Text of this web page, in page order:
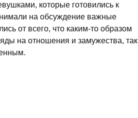
которые готовились к
на обсуждение важные
от всего, что каким-то образом
на отношения и замужества, так